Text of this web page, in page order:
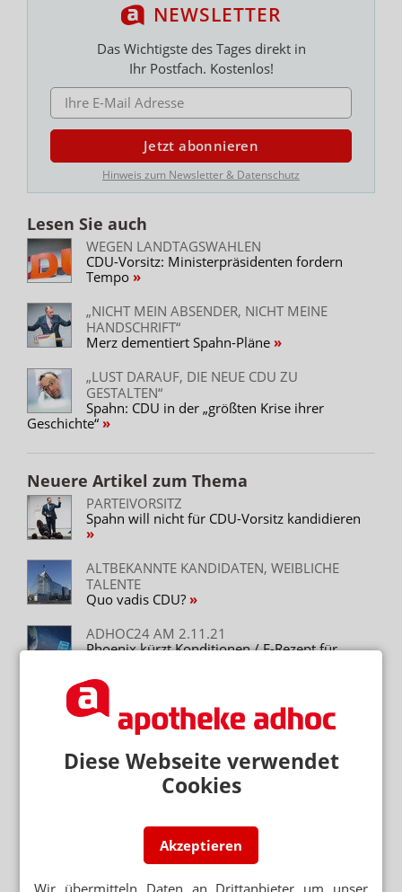
Diese Webseite verwendet
Cookies
Akzeptieren
Wir übermitteln Daten an Drittanbieter um unser
NEWSLETTER
Das Wichtigste des Tages direkt in
Ihr Postfach. Kostenlos!
E-MAIL ADRESSE
Jetzt abonnieren
Hinweis zum Newsletter & Datenschutz
Lesen Sie auch
WEGEN LANDTAGSWAHLEN
CDU-Vorsitz: Ministerpräsidenten fordern
Tempo
„NICHT MEIN ABSENDER, NICHT MEINE
HANDSCHRIFT“
Merz dementiert Spahn-Pläne
„LUST DARAUF, DIE NEUE CDU ZU
GESTALTEN“
Spahn: CDU in der „größten Krise ihrer
Geschichte“
Neuere Artikel zum Thema
PARTEIVORSITZ
Spahn will nicht für CDU-Vorsitz kandidieren
ALTBEKANNTE KANDIDATEN, WEIBLICHE
TALENTE
Quo vadis CDU?
ADHOC24 AM 2.11.21
Phoenix kürzt Konditionen / E-Rezept für
Streit um Impfpass eskaliert
Mehr zum Thema
„DIESE REGIERUNG MUSS WEG“
Protest gegen die Bundesregierung
KRITIK AN GESETZGEBUNGSVERFAHREN
Länder verärgert über Hauruck-Sparpaket
BRANDENBURG OHNE PHARMAZIE-STANDORT